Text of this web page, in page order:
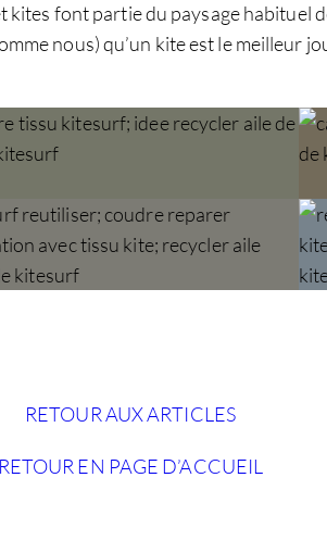
kites font partie du paysage habituel
nous) qu’un kite est le meilleur
RETOUR AUX ARTICLES
RETOUR EN PAGE D’ACCUEIL